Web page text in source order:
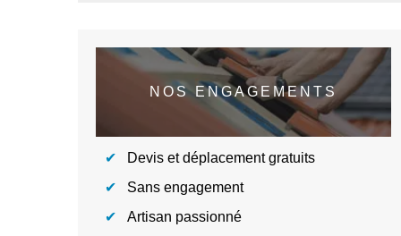
NOS ENGAGEMENTS
Devis et déplacement gratuits
Sans engagement
Artisan passionné